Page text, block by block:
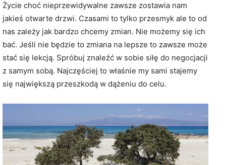
Życie choć nieprzewidywalne zawsze zostawia nam
jakieś otwarte drzwi. Czasami to tylko przesmyk ale to od
nas zależy jak bardzo chcemy zmian. Nie możemy się ich
bać. Jeśli nie będzie to zmiana na lepsze to zawsze może
stać się lekcją. Spróbuj znaleźć w sobie siłę do negocjacji
z samym sobą. Najczęściej to właśnie my sami stajemy
się największą przeszkodą w dążeniu do celu.